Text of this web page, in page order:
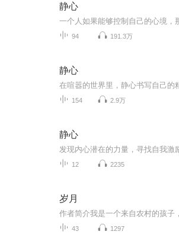
静心
94 191.3万
静心
154 2.9万
静心
12 2235
岁月
43 1297